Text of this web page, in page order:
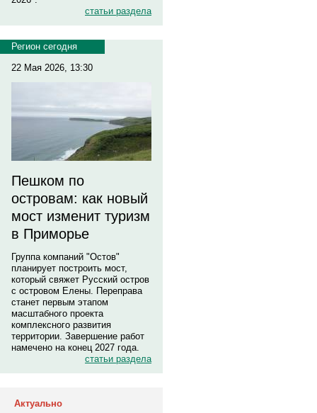
статьи раздела
Регион сегодня
22 Мая 2026, 13:30
Пешком по
островам: как новый
мост изменит туризм
в Приморье
Группа компаний "Остов"
планирует построить мост,
который свяжет Русский остров
с островом Елены. Переправа
станет первым этапом
масштабного проекта
комплексного развития
территории. Завершение работ
намечено на конец 2027 года.
статьи раздела
Актуально